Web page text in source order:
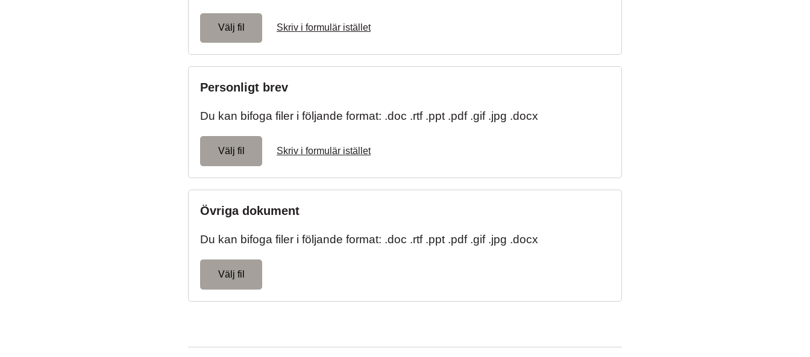
Välj fil Skriv i formulär istället
Personligt brev
Du kan bifoga filer i följande format: .doc .rtf .ppt .pdf .gif .jpg .docx
Välj fil Skriv i formulär istället
Övriga dokument
Du kan bifoga filer i följande format: .doc .rtf .ppt .pdf .gif .jpg .docx
Välj fil